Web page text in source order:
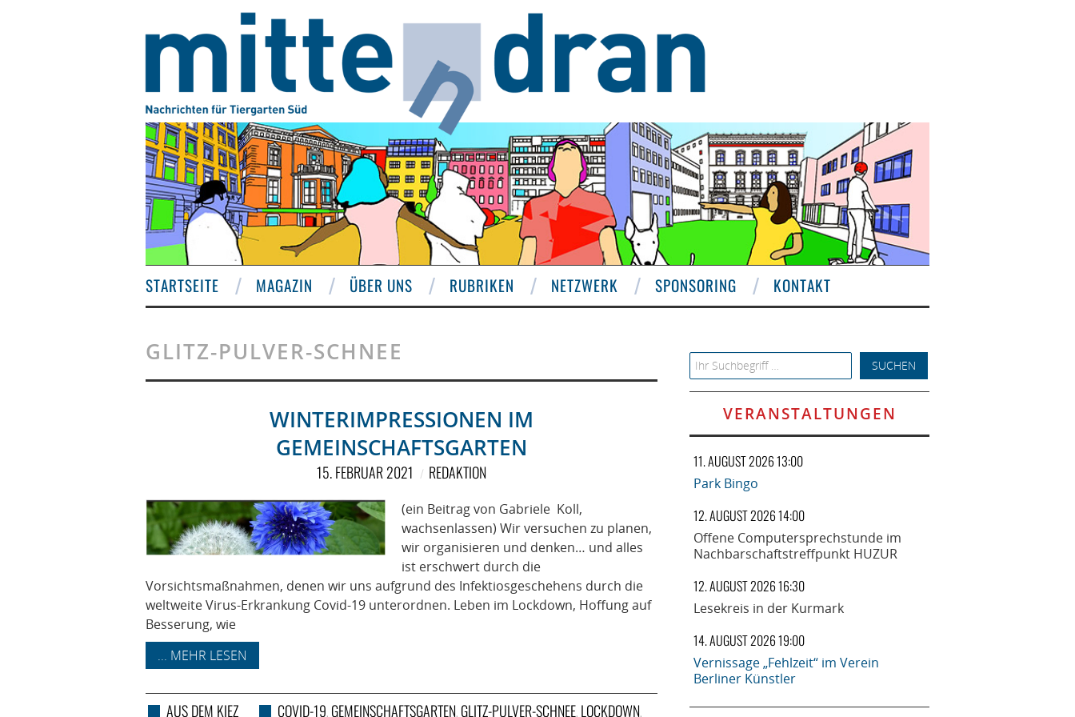
STARTSEITE MAGAZIN ÜBER UNS RUBRIKEN NETZWERK SPONSORING KONTAKT
GLITZ-PULVER-SCHNEE
WINTERIMPRESSIONEN IM
GEMEINSCHAFTSGARTEN
15. FEBRUAR 2021 REDAKTION
(ein Beitrag von Gabriele Koll,
wachsenlassen) Wir versuchen zu planen,
wir organisieren und denken… und alles
ist erschwert durch die
Vorsichtsmaßnahmen, denen wir uns aufgrund des Infektiosgeschehens durch die
weltweite Virus-Erkrankung Covid-19 unterordnen. Leben im Lockdown, Hoffung auf
Besserung, wie
... MEHR LESEN
AUS DEM KIEZ COVID-19, GEMEINSCHAFTSGARTEN, GLITZ-PULVER-SCHNEE, LOCKDOWN,
Search for:
VERANSTALTUNGEN
11. AUGUST 2026 13:00
Park Bingo
12. AUGUST 2026 14:00
Offene Computersprechstunde im
Nachbarschaftstreffpunkt HUZUR
12. AUGUST 2026 16:30
Lesekreis in der Kurmark
14. AUGUST 2026 19:00
Vernissage „Fehlzeit“ im Verein
Berliner Künstler